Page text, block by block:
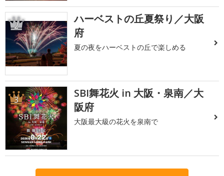
2
ハーベストの丘夏祭り／大阪
府
夏の夜をハーベストの丘で楽しめる
3
SBI舞花火 in 大阪・泉南／大
阪府
大阪最大級の花火を泉南で